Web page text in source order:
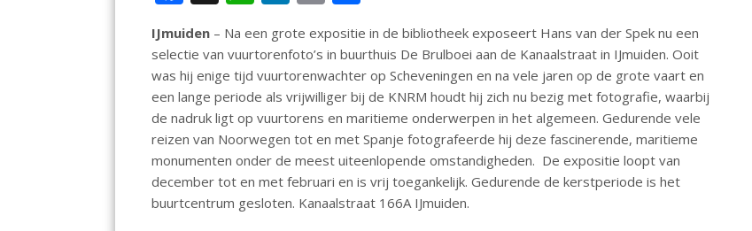
ac
e
b
o
o
k
h
at
s
A
p
p
n
k
e
dI
n
m
ai
l
e
n
IJmuiden – Na een grote expositie in de bibliotheek exposeert Hans van der Spek nu een
selectie van vuurtorenfoto’s in buurthuis De Brulboei aan de Kanaalstraat in IJmuiden. Ooit
was hij enige tijd vuurtorenwachter op Scheveningen en na vele jaren op de grote vaart en
een lange periode als vrijwilliger bij de KNRM houdt hij zich nu bezig met fotografie, waarbij
de nadruk ligt op vuurtorens en maritieme onderwerpen in het algemeen. Gedurende vele
reizen van Noorwegen tot en met Spanje fotografeerde hij deze fascinerende, maritieme
monumenten onder de meest uiteenlopende omstandigheden. De expositie loopt van
december tot en met februari en is vrij toegankelijk. Gedurende de kerstperiode is het
buurtcentrum gesloten. Kanaalstraat 166A IJmuiden.